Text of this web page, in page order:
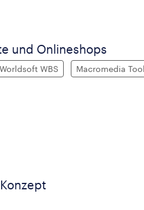
und Onlineshops
Worldsoft WBS Macromedia